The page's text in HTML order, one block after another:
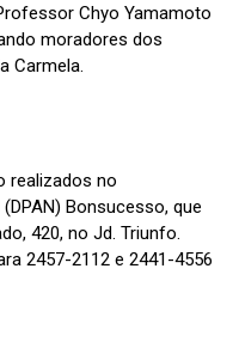
Chyo Yamamoto
moradores dos
Carmela.
realizados no
Bonsucesso, que
420, no Jd. Triunfo.
2457-2112 e 2441-4556